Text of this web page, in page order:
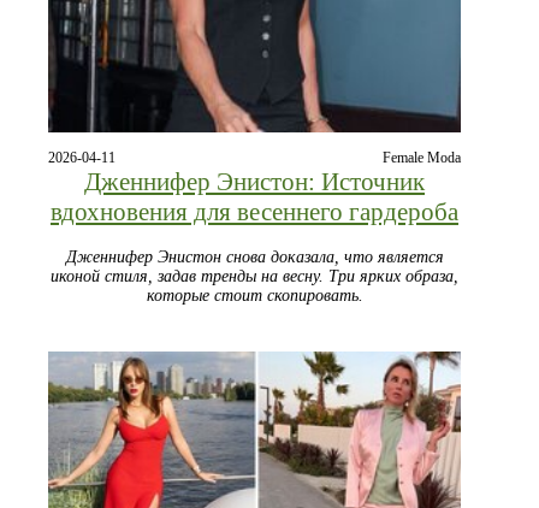
2026-04-11 Female Moda
Дженнифер Энистон: Источник
вдохновения для весеннего гардероба
Дженнифер Энистон снова доказала, что является
иконой стиля, задав тренды на весну. Три ярких образа,
которые стоит скопировать.